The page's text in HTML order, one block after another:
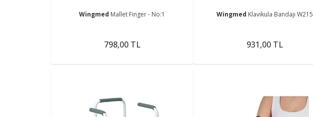
Wingmed Mallet Finger - No:1
798,00 TL
Wingmed Klavikula Bandajı W215
931,00 TL